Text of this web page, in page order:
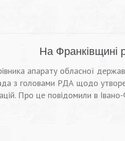
На Франківщині
апарату обласної
з головами РДА щодо
Про це повідомили в